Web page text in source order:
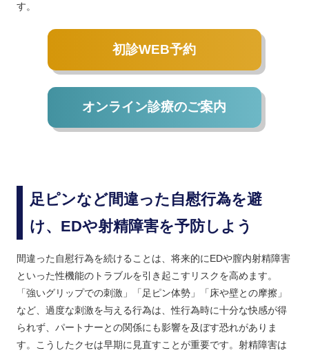
す。
初診WEB予約
オンライン診療のご案内
足ピンなど間違った自慰行為を避
け、EDや射精障害を予防しよう
間違った自慰行為を続けることは、将来的にEDや膣内射精障害
といった性機能のトラブルを引き起こすリスクを高めます。
「強いグリップでの刺激」「足ピン体勢」「床や壁との摩擦」
など、過度な刺激を与える行為は、性行為時に十分な快感が得
られず、パートナーとの関係にも影響を及ぼす恐れがありま
す。こうしたクセは早期に見直すことが重要です。射精障害は